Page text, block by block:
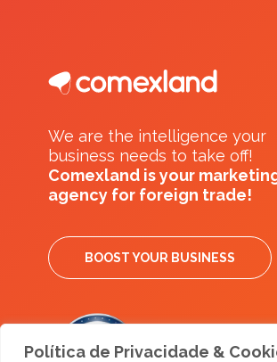
Política de Privacidade &
We are the intelligence your
business needs to take off!
Comexland is your
agency for foreign trade!
BOOST YOUR BUSINESS